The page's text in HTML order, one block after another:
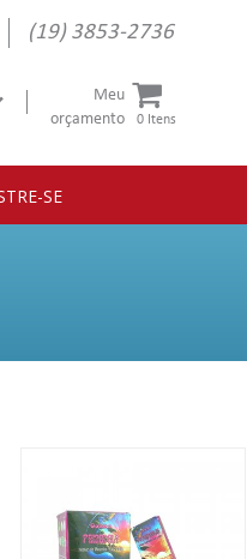
(19) 3853-2736
Meu
orçamento
0 Itens
SE